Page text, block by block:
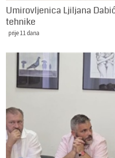
Umirovljenica Ljiljana
tehnike
prije 11 dana